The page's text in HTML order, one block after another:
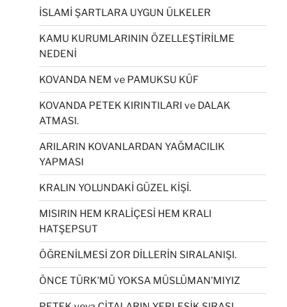
İSLAMİ ŞARTLARA UYGUN ÜLKELER
KAMU KURUMLARININ ÖZELLEŞTİRİLME
NEDENİ
KOVANDA NEM ve PAMUKSU KÜF
KOVANDA PETEK KIRINTILARI ve DALAK
ATMASI.
ARILARIN KOVANLARDAN YAĞMACILIK
YAPMASI
KRALIN YOLUNDAKİ GÜZEL KİŞİ.
MISIRIN HEM KRALİÇESİ HEM KRALI
HATŞEPSUT
ÖĞRENİLMESİ ZOR DİLLERİN SIRALANIŞI.
ÖNCE TÜRK’MÜ YOKSA MÜSLÜMAN’MIYIZ